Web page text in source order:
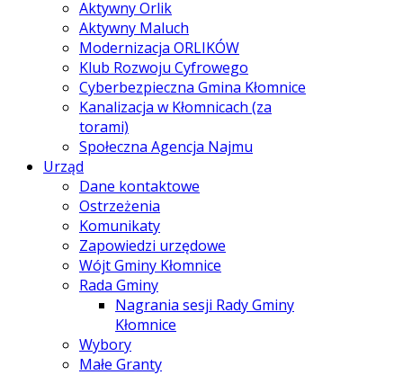
Aktywny Orlik
Aktywny Maluch
Modernizacja ORLIKÓW
Klub Rozwoju Cyfrowego
Cyberbezpieczna Gmina Kłomnice
Kanalizacja w Kłomnicach (za
torami)
Społeczna Agencja Najmu
Urząd
Dane kontaktowe
Ostrzeżenia
Komunikaty
Zapowiedzi urzędowe
Wójt Gminy Kłomnice
Rada Gminy
Nagrania sesji Rady Gminy
Kłomnice
Wybory
Małe Granty